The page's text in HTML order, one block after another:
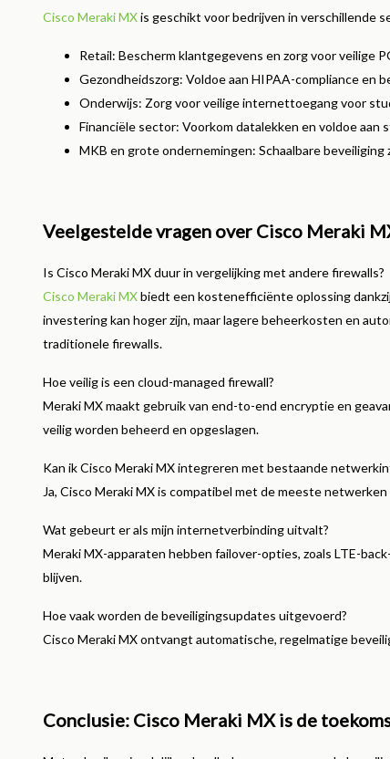
Cisco Meraki MXis geschikt voor bedrijven in verschillende
Retail: Bescherm klantgegevens en zorg voor veilige
Gezondheidszorg: Voldoe aan HIPAA-compliance en
Onderwijs: Zorg voor veilige internettoegang voor
Financiële sector: Voorkom datalekken en voldoe aan
MKB en grote ondernemingen: Schaalbare
Veelgestelde vragen over Cisco Meraki
Is Cisco Meraki MX duur in vergelijking met andere firewalls?
Cisco Meraki MXbiedt een kostenefficiënte oplossing
investering kan hoger zijn, maar lagere beheerkosten en
traditionele firewalls.
Hoe veilig is een cloud-managed firewall?
Meraki MX maakt gebruik van end-to-end encryptie en
veilig worden beheerd en opgeslagen.
Kan ik Cisco Meraki MX integreren met bestaande
Ja, Cisco Meraki MX is compatibel met de meeste
Wat gebeurt er als mijn internetverbinding uitvalt?
Meraki MX-apparaten hebben failover-opties, zoals LTE-
blijven.
Hoe vaak worden de beveiligingsupdates uitgevoerd?
Cisco Meraki MX ontvangt automatische, regelmatige
Conclusie: Cisco Meraki MX is de